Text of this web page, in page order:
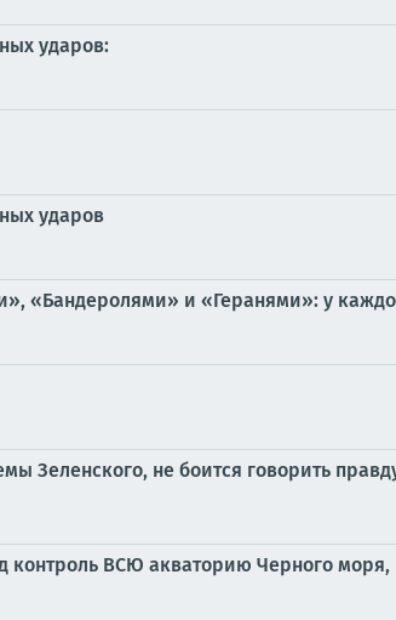
ударов:
ударов
«Бандеролями» и «Геранями»: у
Зеленского, не боится говорить
контроль ВСЮ акваторию Черного